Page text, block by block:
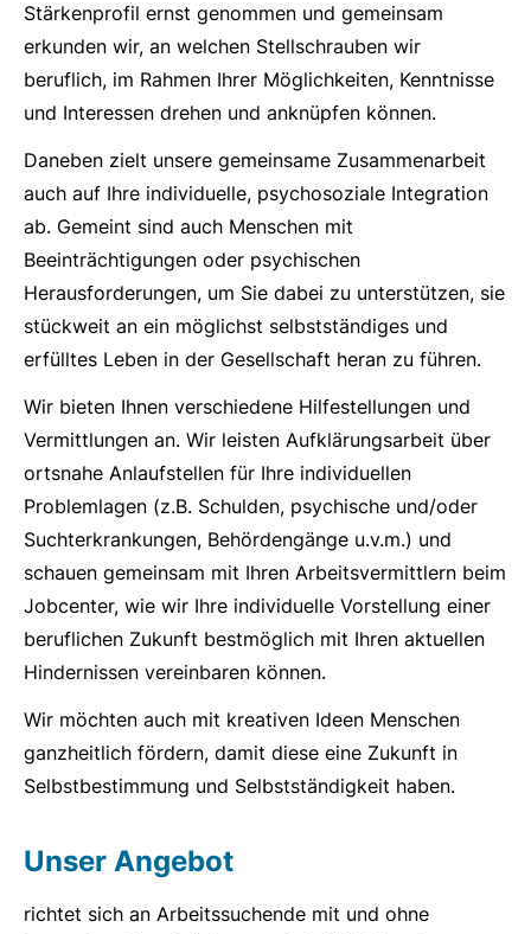
Stärkenprofil ernst genommen und gemeinsam
erkunden wir, an welchen Stellschrauben wir
beruflich, im Rahmen Ihrer Möglichkeiten, Kenntnisse
und Interessen drehen und anknüpfen können.
Daneben zielt unsere gemeinsame Zusammenarbeit
auch auf Ihre individuelle, psychosoziale Integration
ab. Gemeint sind auch Menschen mit
Beeinträchtigungen oder psychischen
Herausforderungen, um Sie dabei zu unterstützen, sie
stückweit an ein möglichst selbstständiges und
erfülltes Leben in der Gesellschaft heran zu führen.
Wir bieten Ihnen verschiedene Hilfestellungen und
Vermittlungen an. Wir leisten Aufklärungsarbeit über
ortsnahe Anlaufstellen für Ihre individuellen
Problemlagen (z.B. Schulden, psychische und/oder
Suchterkrankungen, Behördengänge u.v.m.) und
schauen gemeinsam mit Ihren Arbeitsvermittlern beim
Jobcenter, wie wir Ihre individuelle Vorstellung einer
beruflichen Zukunft bestmöglich mit Ihren aktuellen
Hindernissen vereinbaren können.
Wir möchten auch mit kreativen Ideen Menschen
ganzheitlich fördern, damit diese eine Zukunft in
Selbstbestimmung und Selbstständigkeit haben.
Unser Angebot
richtet sich an Arbeitssuchende mit und ohne